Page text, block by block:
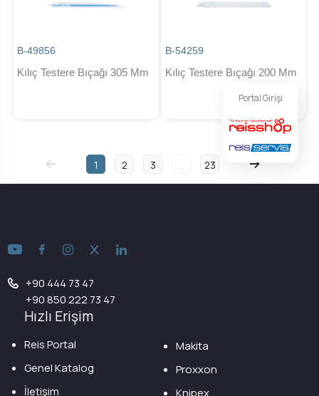
B-49856
Kılıç Testere Bıçağı 305 Mm
B-54259
Kılıç Testere Bıçağı 200 Mm
1 2 3 ... 23
Portal Girişi
+90 444 73 47
+90 850 222 73 47
Hızlı Erişim
Reis Portal
Genel Katalog
İletişim
Makita
Proxxon
Knipex